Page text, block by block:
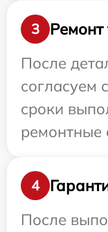
3
Ремонт
После
согласуем
сроки
ремонтные
4
После